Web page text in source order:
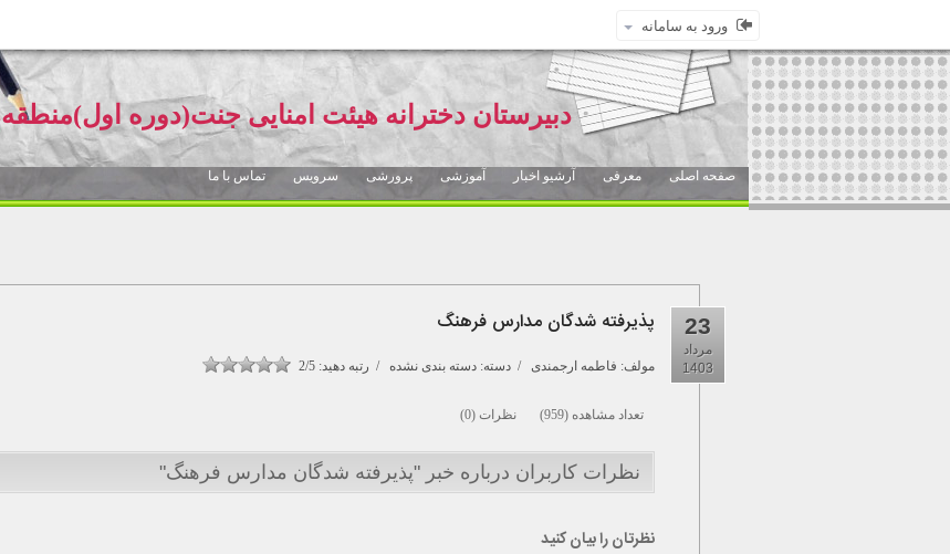
ورود به سامانه
دبیرستان دخترانه هیئت امنایی جنت(دوره اول)منطقه8
صفحه اصلی معرفی آرشیو اخبار آموزشی پرورشی سرویس تماس با ما
23
مرداد
1403
پذیرفته شدگان مدارس فرهنگ
مولف: فاطمه ارجمندی / دسته: دسته بندی نشده / رتبه دهید: 2/5
تعداد مشاهده (959) نظرات (0)
نظرات کاربران درباره خبر "پذیرفته شدگان مدارس فرهنگ"
نظرتان را بیان کنید